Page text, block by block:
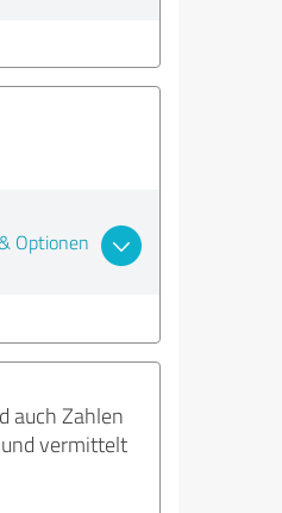
Optionen
auch Zahlen
vermittelt